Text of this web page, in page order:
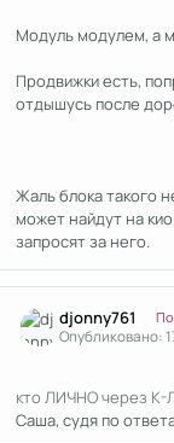
Модуль модулем, а
Продвижки есть,
отдышусь после
Жаль блока такого
может найдут на
запросят за него.
djonny761
Опубликовано:
кто ЛИЧНО через К-
Саша, судя по